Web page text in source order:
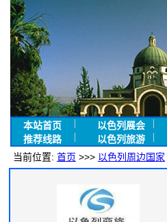
本站首页 以色列展会
推荐线路
以色列旅游
当前位置: 首页 >>> 以色列周边国家